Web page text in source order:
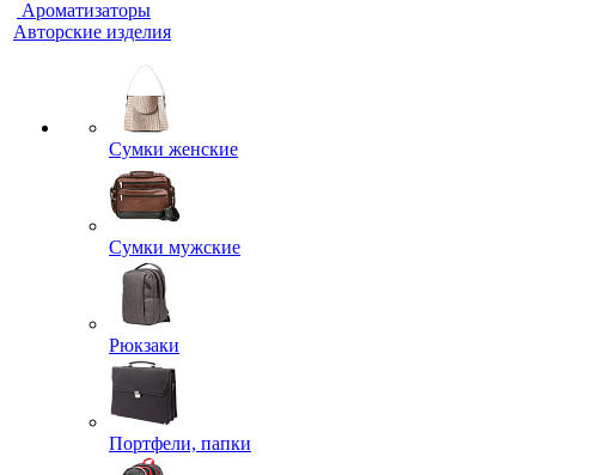
Ароматизаторы
Авторские изделия
Сумки женские
Сумки мужские
Рюкзаки
Портфели, папки